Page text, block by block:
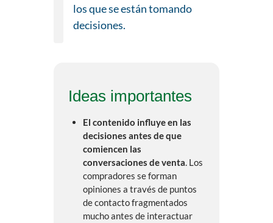
los que se están tomando
decisiones.
Ideas importantes
El contenido influye en las
decisiones antes de que
comiencen las
conversaciones de venta. Los
compradores se forman
opiniones a través de puntos
de contacto fragmentados
mucho antes de interactuar